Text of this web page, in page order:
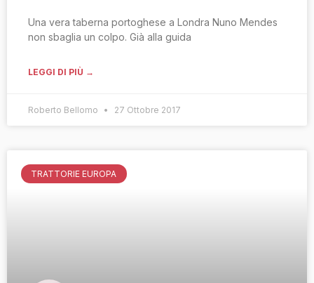
Una vera taberna portoghese a Londra Nuno Mendes
non sbaglia un colpo. Già alla guida
LEGGI DI PIÙ →
Roberto Bellomo 27 Ottobre 2017
TRATTORIE EUROPA